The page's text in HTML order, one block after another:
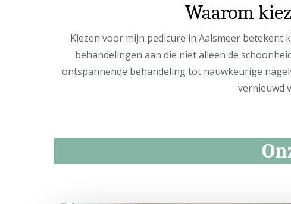
Waarom
Kiezen voor mijn pedicure in Aalsmeer betekent
behandelingen aan die niet alleen de
ontspannende behandeling tot nauwkeurige
vernieuwd